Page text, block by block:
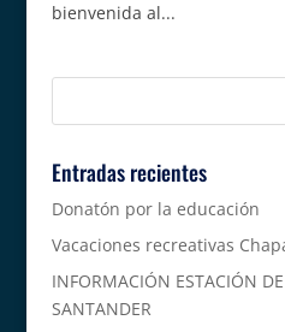
bienvenida al...
Entradas recientes
Donatón por la educación
Vacaciones recreativas
INFORMACIÓN ESTACIÓN
SANTANDER